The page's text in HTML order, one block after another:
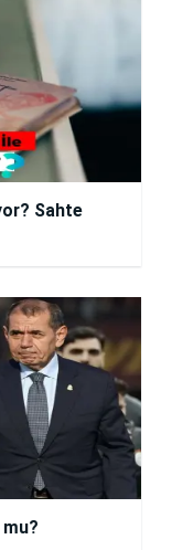
Sahte
mu?